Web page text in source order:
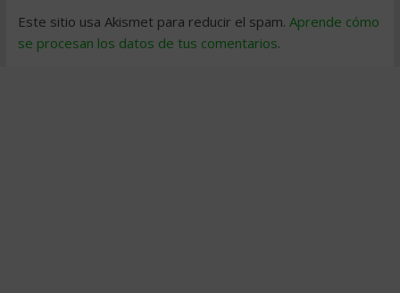
Este sitio usa Akismet para reducir el spam. Aprende cómo
se procesan los datos de tus comentarios.